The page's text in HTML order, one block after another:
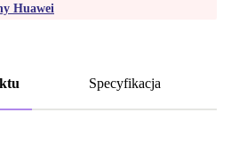
Huawei
Specyfikacja